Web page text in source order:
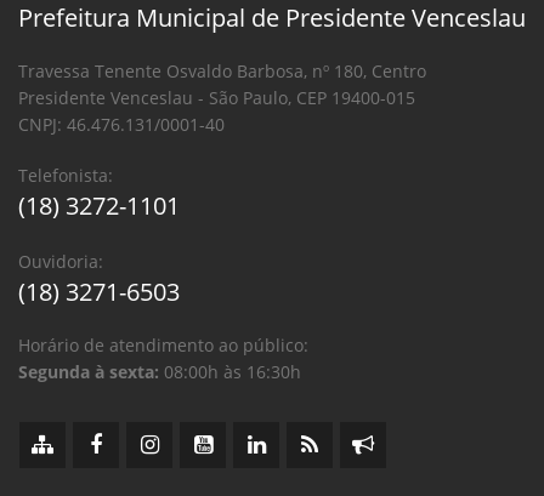
Prefeitura Municipal de Presidente Venceslau
Travessa Tenente Osvaldo Barbosa, nº 180, Centro
Presidente Venceslau - São Paulo, CEP 19400-015
CNPJ: 46.476.131/0001-40
Telefonista:
(18) 3272-1101
Ouvidoria:
(18) 3271-6503
Horário de atendimento ao público:
Segunda à sexta: 08:00h às 16:30h